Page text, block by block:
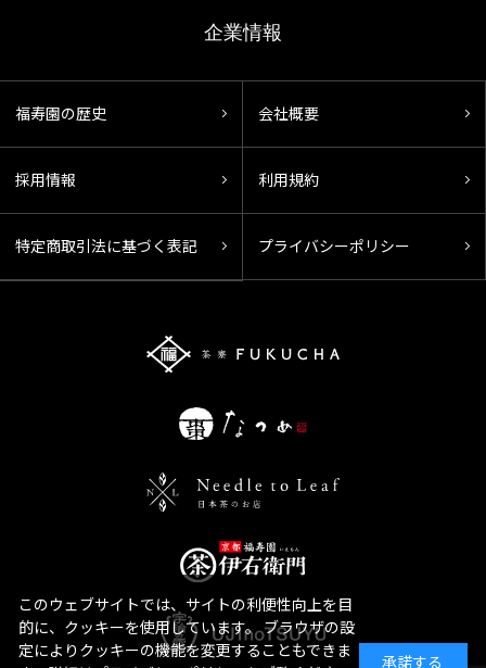
企業情報
福寿園の歴史 会社概要
採用情報 利用規約
特定商取引法に基づく表記 プライバシーポリシー
このウェブサイトでは、サイトの利便性向上を目
的に、クッキーを使用しています。 ブラウザの設
定によりクッキーの機能を変更することもできま
承諾する